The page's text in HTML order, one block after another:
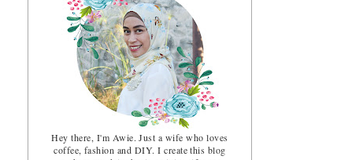
Hey there, I'm Awie. Just a wife who loves
coffee, fashion and DIY. I create this blog